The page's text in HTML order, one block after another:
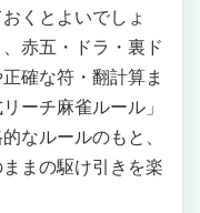
くとよいでしょ
赤五・ドラ・裏ド
確な符・翻計算ま
ーチ麻雀ルール」
なルールのもと、
まの駆け引きを楽